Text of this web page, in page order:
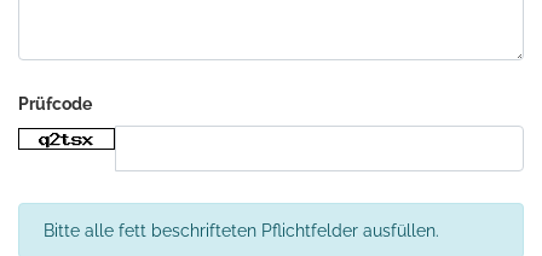
Prüfcode
Bitte alle fett beschrifteten Pflichtfelder ausfüllen.